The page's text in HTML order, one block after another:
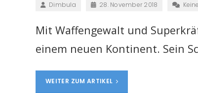
Dimbula 28. November 2018
Mit Waffengewalt und
einem neuen Kontinent. Sein
WEITER ZUM ARTIKEL